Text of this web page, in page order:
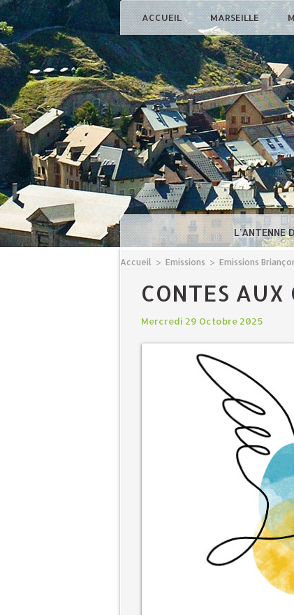
ACCUEIL MARSEILLE
L'ANTENNE
Accueil > Emissions > Emissions
CONTES AUX
Mercredi 29 Octobre 2025